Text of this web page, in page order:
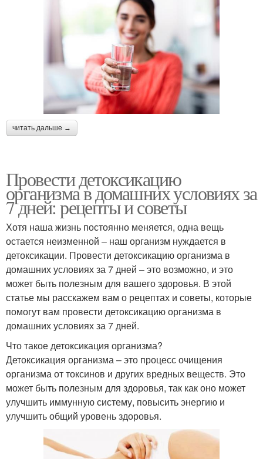
читать дальше →
Провести детоксикацию
организма в домашних условиях за
7 дней: рецепты и советы
Хотя наша жизнь постоянно меняется, одна вещь
остается неизменной – наш организм нуждается в
детоксикации. Провести детоксикацию организма в
домашних условиях за 7 дней – это возможно, и это
может быть полезным для вашего здоровья. В этой
статье мы расскажем вам о рецептах и советы, которые
помогут вам провести детоксикацию организма в
домашних условиях за 7 дней.
Что такое детоксикация организма?
Детоксикация организма – это процесс очищения
организма от токсинов и других вредных веществ. Это
может быть полезным для здоровья, так как оно может
улучшить иммунную систему, повысить энергию и
улучшить общий уровень здоровья.